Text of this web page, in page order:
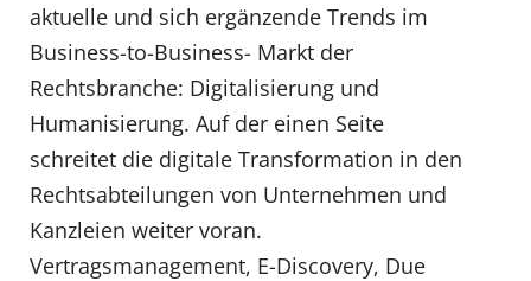
aktuelle und sich ergänzende Trends im
Business-to-Business- Markt der
Rechtsbranche: Digitalisierung und
Humanisierung. Auf der einen Seite
schreitet die digitale Transformation in den
Rechtsabteilungen von Unternehmen und
Kanzleien weiter voran.
Vertragsmanagement, E-Discovery, Due